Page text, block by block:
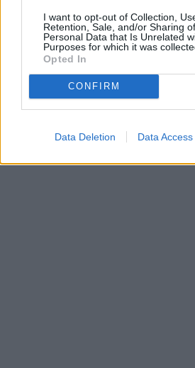
I want to opt-out of Collection,
Retention, Sale, and/or Sharing
Personal Data that Is Unrelated
Purposes for which it was
Opted In
CONFIRM
Data Deletion Data Access